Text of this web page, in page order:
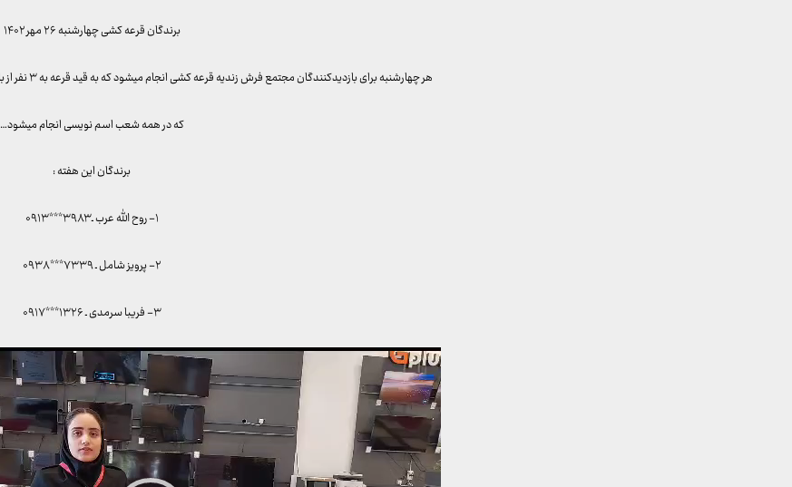
برندگان قرعه کشی چهارشنبه ۲۶ مهر ۱۴۰۲
هر چهارشنبه برای بازدیدکنندگان مجتمع فرش زندیه قرعه کشی انجام میشود که به قید قرعه به ۳ نفر از بازدیدکنندگان خوش شانس ما تابلو فرش هدیه داده میشود
که در همه شعب اسم نویسی انجام میشود…
برندگان این هفته :
۱- روح الله عرب ـ ۳۹۸۳***۰۹۱۳
۲- پرویز شامل ـ ۷۳۳۹***۰۹۳۸
۳- فریبا سرمدی ـ ۱۳۲۶***۰۹۱۷
نمایشگر
ویدیو